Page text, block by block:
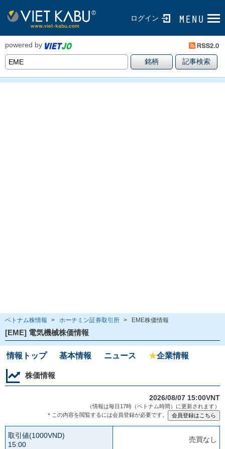
ログイン
powered by
ベトナム株情報 > ホーチミン証券取引所 > EME株価情報
[EME] 電気機械株価情報
情報トップ 基本情報 ニュース ★企業情報
株価情報
2026/08/07 15:00VNT
（情報は毎日17時（ベトナム時間）に更新されます）
＊この内容を閲覧するには会員登録が必要です。
取引値(1000VND)
15:00
売買なし